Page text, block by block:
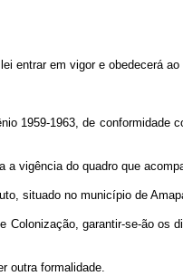
entrar em vigor e obedecerá
1959-1963, de conformidade
vigência do quadro que
situado no município de
garantir-se-ão os
outra formalidade.